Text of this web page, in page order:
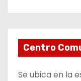
Centro
Se ubica en la